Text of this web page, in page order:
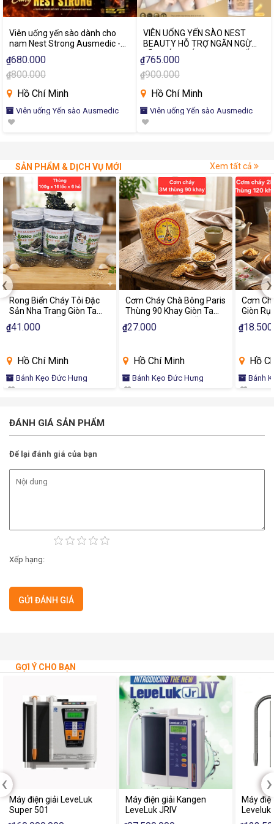
Viên uống yến sào dành cho
nam Nest Strong Ausmedic -
Tự Hào Nam Nhi , Tăng Cường
Sức Mạnh
₫680.000
₫800.000
Hồ Chí Minh
Viên uống Yến sào Ausmedic
VIÊN UỐNG YẾN SÀO NEST
BEAUTY HỖ TRỢ NGĂN NGỪA
LÃO HÓA, GIÚP DA MỊN - YẾN
SÀO 9.000MG, NMN 16.200MG
₫765.000
₫900.000
Hồ Chí Minh
Viên uống Yến sào Ausmedic
SẢN PHẨM & DỊCH VỤ MỚI Xem tất cả
Rong Biển Cháy Tỏi Đặc
Sản Nha Trang Giòn Tan
Thơm Ngon Ăn Liền
₫41.000
Hồ Chí Minh
Bánh Kẹo Đức Hưng
Cơm Cháy Chà Bông Paris
Thùng 90 Khay Giòn Tan
Chà Bông Đậm Vị Ăn Vặt
Chính Hãng
₫27.000
Hồ Chí Minh
Bánh Kẹo Đức Hưng
Cơm
Giòn
Khay
Thơm
₫18.500
Hồ
Bánh
‹ ›
ĐÁNH GIÁ SẢN PHẨM
Để lại đánh giá của bạn
Xếp hạng:
GỢI Ý CHO BẠN
Máy điện giải LeveLuk
Super 501
Máy điện giải Kangen
LeveLuk JRIV
Máy
Leveluk
‹ ›